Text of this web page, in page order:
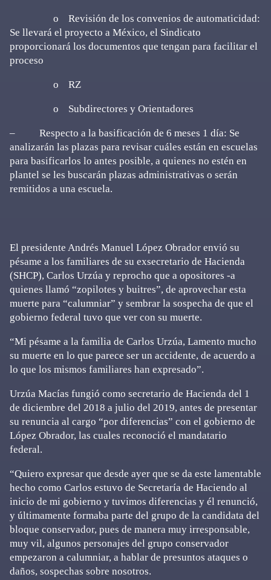
o Revisión de los convenios de automaticidad:
Se llevará el proyecto a México, el Sindicato
proporcionará los documentos que tengan para facilitar el
proceso
o RZ
o Subdirectores y Orientadores
– Respecto a la basificación de 6 meses 1 día: Se
analizarán las plazas para revisar cuáles están en escuelas
para basificarlos lo antes posible, a quienes no estén en
plantel se les buscarán plazas administrativas o serán
remitidos a una escuela.
El presidente Andrés Manuel López Obrador envió su
pésame a los familiares de su exsecretario de Hacienda
(SHCP), Carlos Urzúa y reprocho que a opositores -a
quienes llamó “zopilotes y buitres”, de aprovechar esta
muerte para “calumniar” y sembrar la sospecha de que el
gobierno federal tuvo que ver con su muerte.
“Mi pésame a la familia de Carlos Urzúa, Lamento mucho
su muerte en lo que parece ser un accidente, de acuerdo a
lo que los mismos familiares han expresado”.
Urzúa Macías fungió como secretario de Hacienda del 1
de diciembre del 2018 a julio del 2019, antes de presentar
su renuncia al cargo “por diferencias” con el gobierno de
López Obrador, las cuales reconoció el mandatario
federal.
“Quiero expresar que desde ayer que se da este lamentable
hecho como Carlos estuvo de Secretaría de Haciendo al
inicio de mi gobierno y tuvimos diferencias y él renunció,
y últimamente formaba parte del grupo de la candidata del
bloque conservador, pues de manera muy irresponsable,
muy vil, algunos personajes del grupo conservador
empezaron a calumniar, a hablar de presuntos ataques o
daños, sospechas sobre nosotros.